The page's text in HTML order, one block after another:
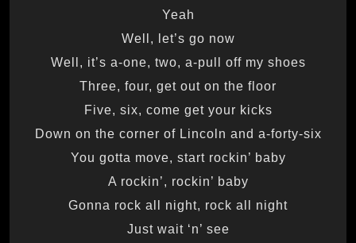
Yeah
Well, let’s go now
Well, it’s a-one, two, a-pull off my shoes
Three, four, get out on the floor
Five, six, come get your kicks
Down on the corner of Lincoln and a-forty-six
You gotta move, start rockin’ baby
A rockin’, rockin’ baby
Gonna rock all night, rock all night
Just wait ‘n’ see